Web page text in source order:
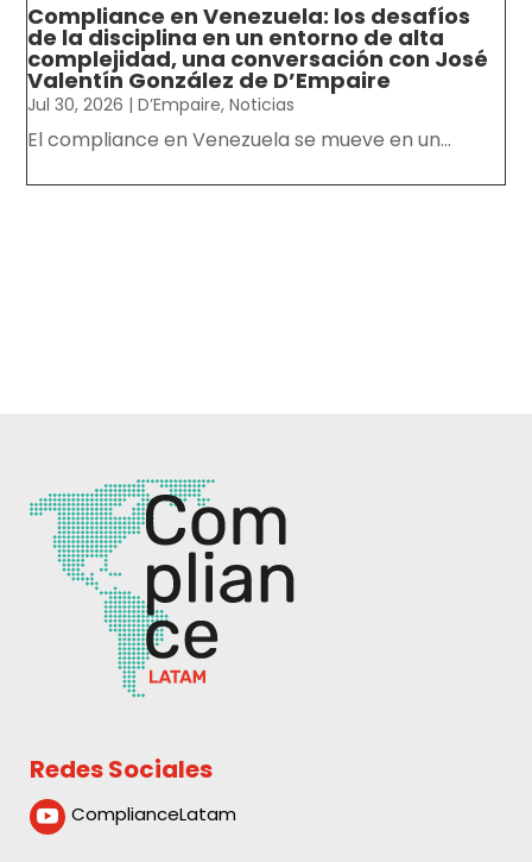
Compliance en Venezuela: los desafíos
de la disciplina en un entorno de alta
complejidad, una conversación con José
Valentín González de D’Empaire
Jul 30, 2026 |D’Empaire,Noticias
El compliance en Venezuela se mueve en un...
Redes Sociales
 ComplianceLatam